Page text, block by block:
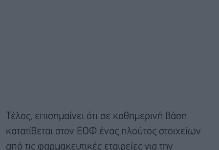
Τέλος, επισημαίνει ότι σε καθημερινή βάση
κατατίθεται στον ΕΟΦ ένας πλούτος στοιχείων
από τις φαρμακευτικές εταιρείες για την